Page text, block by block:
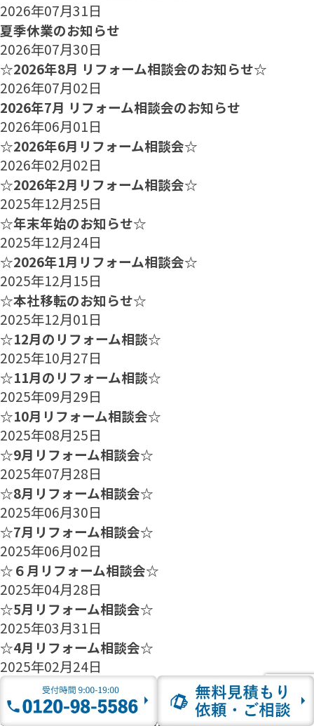
2026年07月31日
夏季休業のお知らせ
2026年07月30日
☆2026年8月 リフォーム相談会のお知らせ☆
2026年07月02日
2026年7月 リフォーム相談会のお知らせ
2026年06月01日
☆2026年6月リフォーム相談会☆
2026年02月02日
☆2026年2月リフォーム相談会☆
2025年12月25日
☆年末年始のお知らせ☆
2025年12月24日
☆2026年1月リフォーム相談会☆
2025年12月15日
☆本社移転のお知らせ☆
2025年12月01日
☆12月のリフォーム相談☆
2025年10月27日
☆11月のリフォーム相談☆
2025年09月29日
☆10月リフォーム相談会☆
2025年08月25日
☆9月リフォーム相談会☆
2025年07月28日
☆8月リフォーム相談会☆
2025年06月30日
☆7月リフォーム相談会☆
2025年06月02日
☆６月リフォーム相談会☆
2025年04月28日
☆5月リフォーム相談会☆
2025年03月31日
☆4月リフォーム相談会☆
2025年02月24日
☆3月リフォーム相談会☆
2025年01月27日